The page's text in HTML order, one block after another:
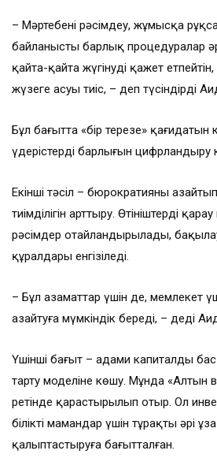
– Мәртебені рәсімдеу, жұмысқа
байланысты барлық процедуралар
қайта-қайта жүгінуді қажет
жүзеге асуы тиіс, – деп түсіндірді
Бұл бағытта «бір терезе» қағидатын
үдерістердің барлығын цифрландыру
Екінші тәсіл – бюрократияны азайтып,
тиімділігін арттыру. Өтініштерді
рәсімдер оңтайландырылады,
құралдары енгізіледі.
– Бұл азаматтар үшін де, мемлекет
азайтуға мүмкіндік береді, – деді
Үшінші бағыт – адами капиталды
тарту моделіне көшу. Мұнда «Алтын
ретінде қарастырылып отыр. Ол
білікті мамандар үшін тұрақты әрі
қалыптастыруға бағытталған.